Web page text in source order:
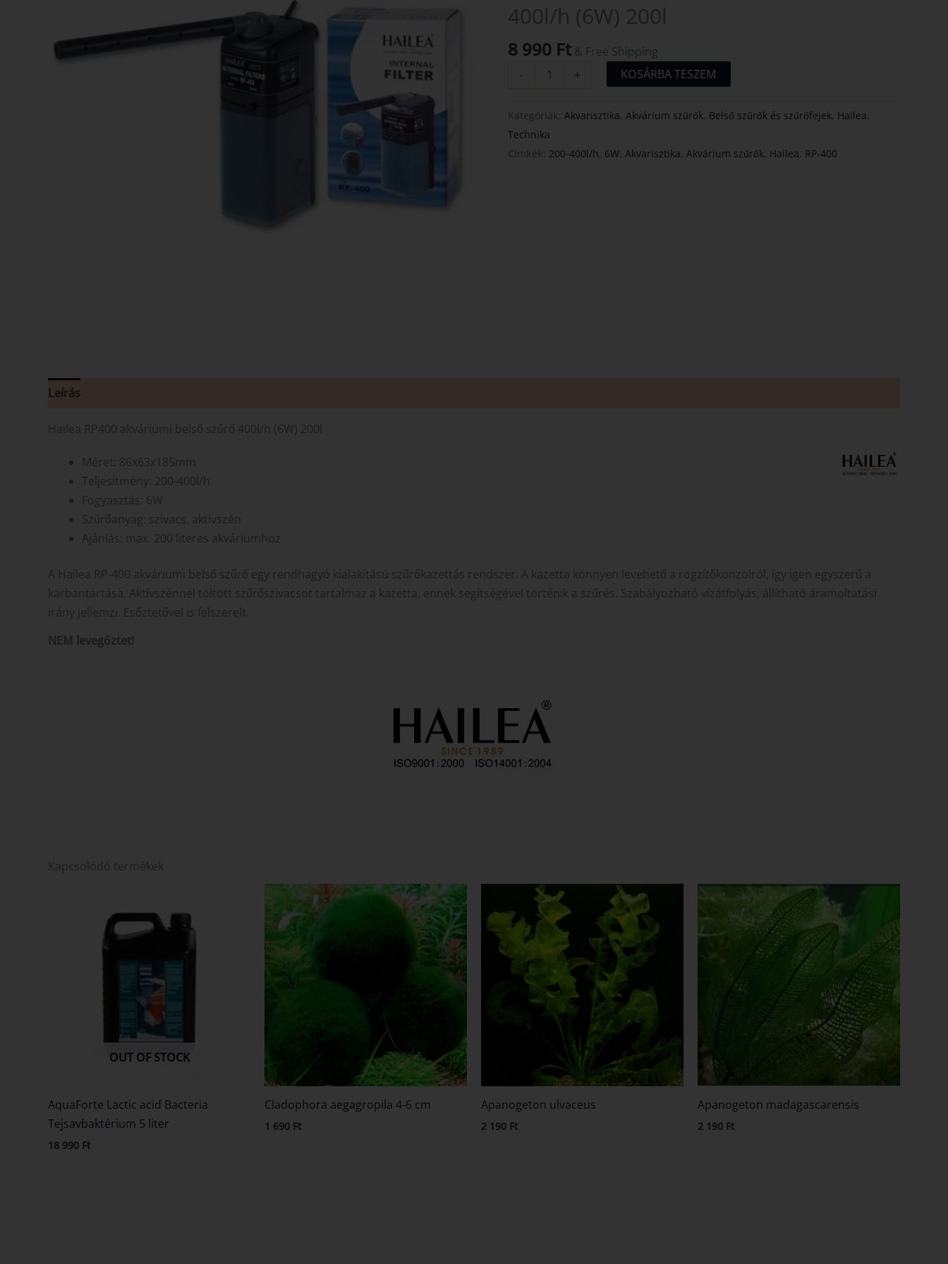
400l/h (6W) 200l
8 990 Ft & Free Shipping
-
400l/h
200l
mennyiség
+ KOSÁRBA TESZEM
Kategóriák:Akvarisztika,Akvárium szűrők, Belső szűrők és szűrőfejek, Hailea,
Technika
Címkék: 200-400l/h, 6W,Akvarisztika,Akvárium szűrők, Hailea, RP-400
Leírás
Hailea RP400 akváriumi belső szűrő 400l/h (6W) 200l
Méret: 86x63x185mm
Teljesítmény: 200-400l/h
Fogyasztás: 6W
Szűrőanyag: szivacs, aktívszén
Ajánlás: max. 200 literes akváriumhoz
A Hailea RP-400 akváriumi belső szűrő egy rendhagyó kialakítású szűrőkazettás rendszer. A kazetta könnyen levehető a rögzítőkonzolról, így igen egyszerű a
karbantartása. Aktívszénnel töltött szűrőszivacsot tartalmaz a kazetta, ennek segítségével történik a szűrés. Szabályozható vízátfolyás, állítható áramoltatási
irány jellemzi. Esőztetővel is felszerelt.
NEM levegőztet!
Kapcsolódó termékek
OUT OF STOCK
AquaForte Lactic acid Bacteria
Tejsavbaktérium 5 liter
18 990 Ft
Cladophora aegagropila 4-6 cm
1 690 Ft
Apanogeton ulvaceus
2 190 Ft
Apanogeton madagascarensis
2 190 Ft